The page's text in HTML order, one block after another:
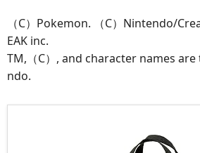
（C）Pokemon. （C）Nintendo/
EAK inc.
TM,（C）, and character names
ndo.